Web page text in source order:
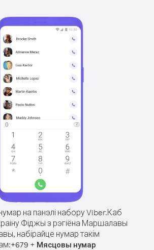
на панэлі набору Viber.Каб
Фіджы з рэгіёна Маршалавы
набірайце нумар такім
+679 + Мясцовы нумар